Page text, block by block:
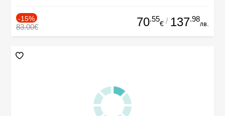
-15%
83.00€ 70.55
€ / 137.98
лв.